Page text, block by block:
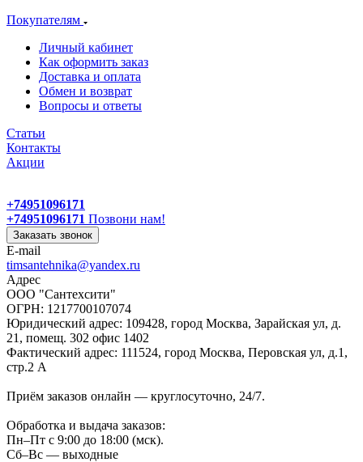
Покупателям
Личный кабинет
Как оформить заказ
Доставка и оплата
Обмен и возврат
Вопросы и ответы
Статьи
Контакты
Акции
+74951096171
+74951096171 Позвони нам!
Заказать звонок
E-mail
timsantehnika@yandex.ru
Адрес
ООО "Сантехсити"
ОГРН: 1217700107074
Юридический адрес: 109428, город Москва, Зарайская ул, д.
21, помещ. 302 офис 1402
Фактический адрес: 111524, город Москва, Перовская ул, д.1,
стр.2 А
Приём заказов онлайн — круглосуточно, 24/7.
Обработка и выдача заказов:
Пн–Пт с 9:00 до 18:00 (мск).
Сб–Вс — выходные